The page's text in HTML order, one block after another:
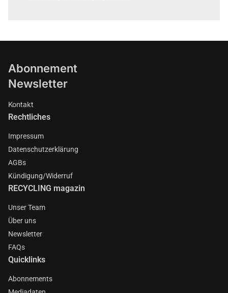
Abonnement
Newsletter
Kontakt
Rechtliches
Impressum
Datenschutzerklärung
AGBs
Kündigung/Widerruf
RECYCLING magazin
Unser Team
Über uns
Newsletter
FAQs
Quicklinks
Abonnements